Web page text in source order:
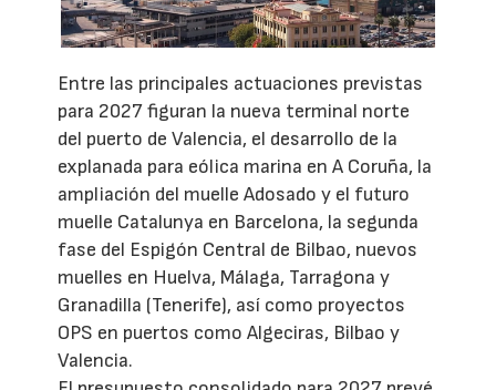
Entre las principales actuaciones previstas
para 2027 figuran la nueva terminal norte
del puerto de Valencia, el desarrollo de la
explanada para eólica marina en A Coruña, la
ampliación del muelle Adosado y el futuro
muelle Catalunya en Barcelona, la segunda
fase del Espigón Central de Bilbao, nuevos
muelles en Huelva, Málaga, Tarragona y
Granadilla (Tenerife), así como proyectos
OPS en puertos como Algeciras, Bilbao y
Valencia.